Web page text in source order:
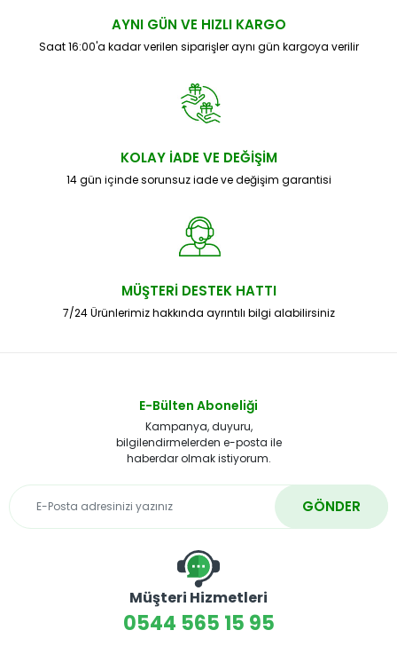
AYNI GÜN VE HIZLI KARGO
Saat 16:00'a kadar verilen siparişler aynı gün kargoya verilir
KOLAY İADE VE DEĞİŞİM
14 gün içinde sorunsuz iade ve değişim garantisi
MÜŞTERİ DESTEK HATTI
7/24 Ürünlerimiz hakkında ayrıntılı bilgi alabilirsiniz
E-Bülten Aboneliği
Kampanya, duyuru,
bilgilendirmelerden e-posta ile
haberdar olmak istiyorum.
GÖNDER
Müşteri Hizmetleri
0544 565 15 95